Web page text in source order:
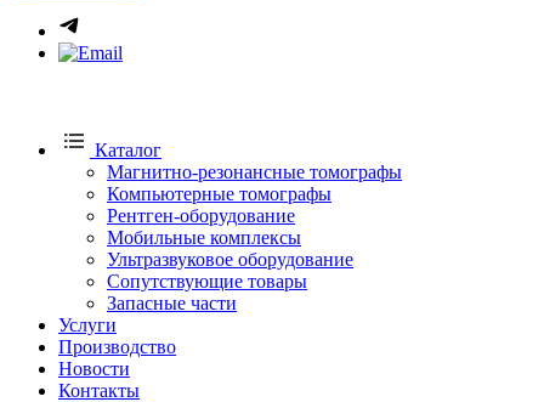
Каталог
Магнитно-резонансные томографы
Компьютерные томографы
Рентген-оборудование
Мобильные комплексы
Ультразвуковое оборудование
Сопутствующие товары
Запасные части
Услуги
Производство
Новости
Контакты